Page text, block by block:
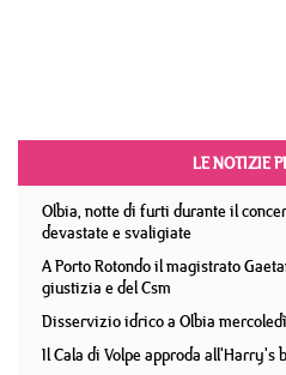
LE NOTIZIE
Olbia, notte di furti durante il
devastate e svaligiate
A Porto Rotondo il magistrato
giustizia e del Csm
Disservizio idrico a Olbia
Il Cala di Volpe approda all'Harry's